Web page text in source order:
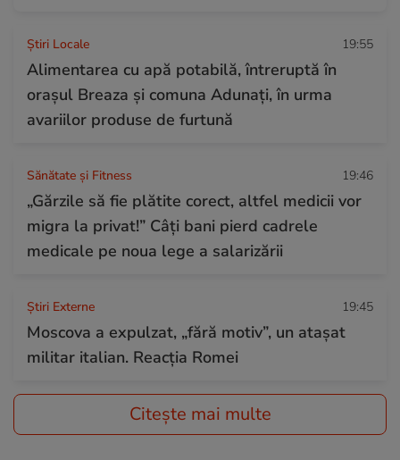
Știri Locale 19:55
Alimentarea cu apă potabilă, întreruptă în
orașul Breaza și comuna Adunați, în urma
avariilor produse de furtună
Sănătate și Fitness 19:46
„Gărzile să fie plătite corect, altfel medicii vor
migra la privat!” Câți bani pierd cadrele
medicale pe noua lege a salarizării
Știri Externe 19:45
Moscova a expulzat, „fără motiv”, un atașat
militar italian. Reacția Romei
Citește mai multe